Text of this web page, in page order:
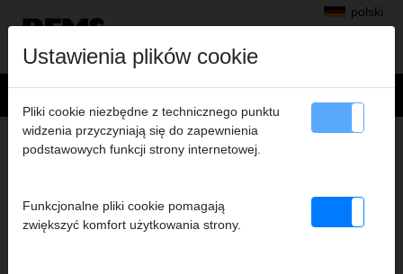
polski
Produkty>
Kontrola, czyszczenie, dezynfekcja, konserwacja, płukanie i napełnianie
ELEKTRONICZNA JEDNOSTKA
PŁUCZĄCA I KONTROLI CIŚNIENIA Z
Ustawienia plików cookie
Pliki cookie niezbędne z technicznego punktu
widzenia przyczyniają się do zapewnienia
podstawowych funkcji strony internetowej.
Funkcjonalne pliki cookie pomagają
zwiększyć komfort użytkowania strony.